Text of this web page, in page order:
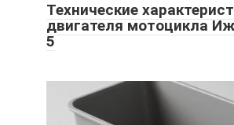
Технические
двигателя мотоцикла
5